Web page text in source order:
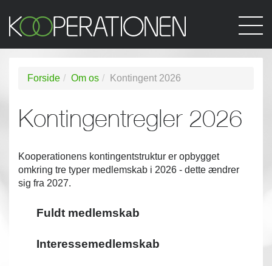
Forside Om os Kontingent 2026
Kontingentregler 2026
Kooperationens kontingentstruktur er opbygget
omkring tre typer medlemskab i 2026 - dette ændrer
sig fra 2027.
Fuldt medlemskab
Interessemedlemskab